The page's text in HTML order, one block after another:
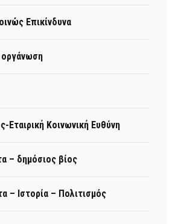
Επικίνδυνα
οργάνωση
Εταιρική Κοινωνική Ευθύνη
– δημόσιος βίος
– Ιστορία – Πολιτισμός